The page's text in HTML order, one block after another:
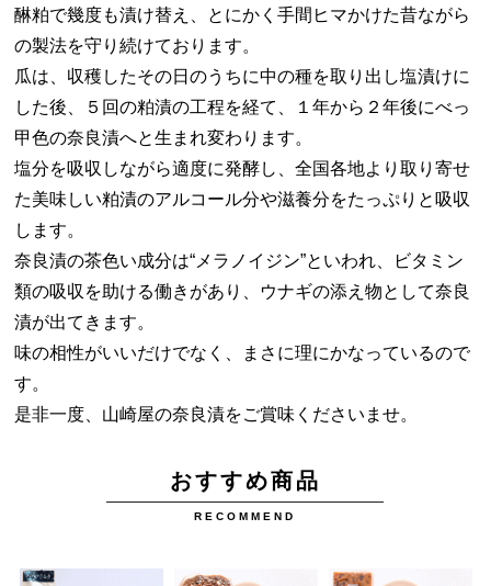
醂粕で幾度も漬け替え、とにかく手間ヒマかけた昔ながら
の製法を守り続けております。
瓜は、収穫したその日のうちに中の種を取り出し塩漬けに
した後、５回の粕漬の工程を経て、１年から２年後にべっ
甲色の奈良漬へと生まれ変わります。
塩分を吸収しながら適度に発酵し、全国各地より取り寄せ
た美味しい粕漬のアルコール分や滋養分をたっぷりと吸収
します。
奈良漬の茶色い成分は“メラノイジン”といわれ、ビタミン
類の吸収を助ける働きがあり、ウナギの添え物として奈良
漬が出てきます。
味の相性がいいだけでなく、まさに理にかなっているので
す。
是非一度、山崎屋の奈良漬をご賞味くださいませ。
おすすめ商品
RECOMMEND